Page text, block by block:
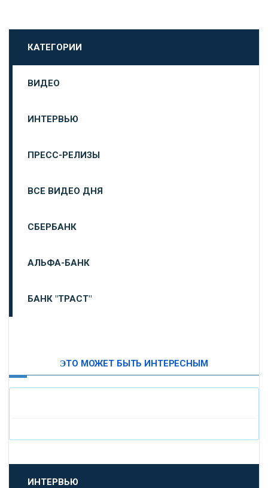
КАТЕГОРИИ
ВИДЕО
ИНТЕРВЬЮ
ПРЕСС-РЕЛИЗЫ
ВСЕ ВИДЕО ДНЯ
СБЕРБАНК
АЛЬФА-БАНК
БАНК "ТРАСТ"
«БАНК САНКТ-ПЕТЕРБУРГ»
«ПРОМСВЯЗЬБАНК»
ЭТО МОЖЕТ БЫТЬ ИНТЕРЕСНЫМ
ИНТЕРВЬЮ